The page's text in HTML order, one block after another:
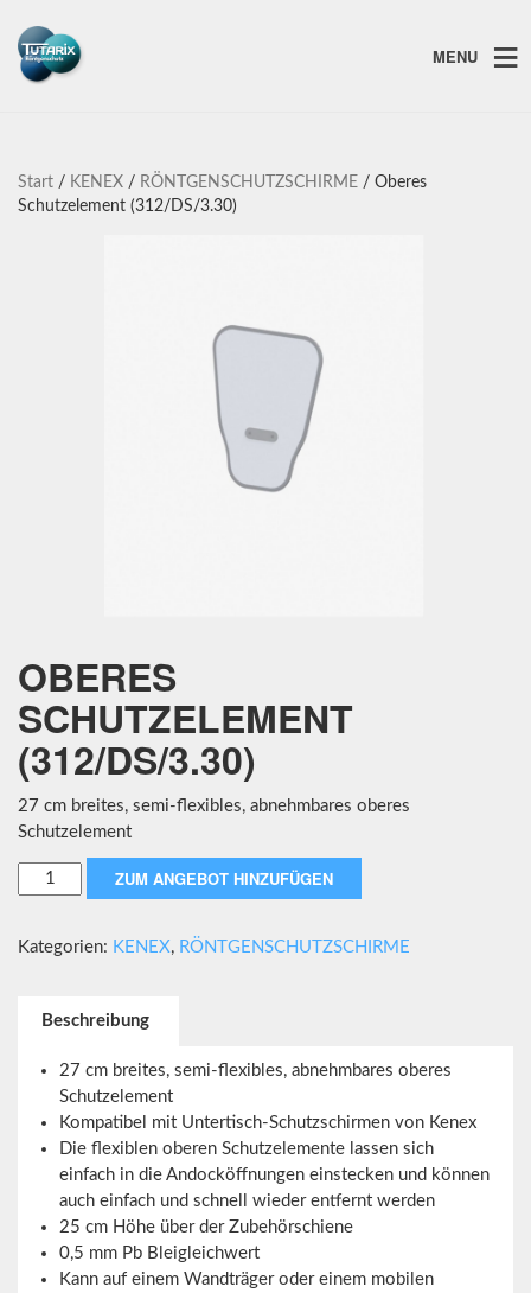
MENU
Start / KENEX / RÖNTGENSCHUTZSCHIRME / Oberes
Schutzelement (312/DS/3.30)
OBERES
SCHUTZELEMENT
(312/DS/3.30)
27 cm breites, semi-flexibles, abnehmbares oberes
Schutzelement
Oberes
Schutzelement
Menge
ZUM ANGEBOT HINZUFÜGEN
Kategorien: KENEX, RÖNTGENSCHUTZSCHIRME
Beschreibung
27 cm breites, semi-flexibles, abnehmbares oberes
Schutzelement
Kompatibel mit Untertisch-Schutzschirmen von Kenex
Die flexiblen oberen Schutzelemente lassen sich
einfach in die Andocköffnungen einstecken und können
auch einfach und schnell wieder entfernt werden
25 cm Höhe über der Zubehörschiene
0,5 mm Pb Bleigleichwert
Kann auf einem Wandträger oder einem mobilen